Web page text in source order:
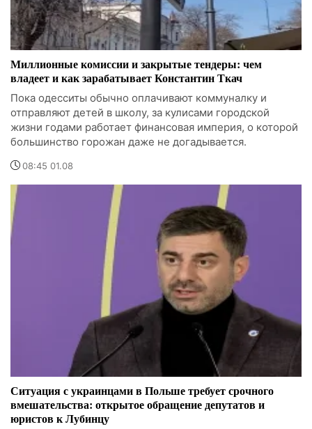
Миллионные комиссии и закрытые тендеры: чем
владеет и как зарабатывает Константин Ткач
Пока одесситы обычно оплачивают коммуналку и
отправляют детей в школу, за кулисами городской
жизни годами работает финансовая империя, о которой
большинство горожан даже не догадывается.
08:45 01.08
Ситуация с украинцами в Польше требует срочного
вмешательства: открытое обращение депутатов и
юристов к Лубинцу